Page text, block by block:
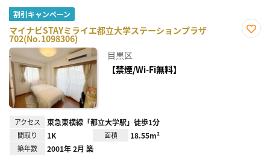
割引キャンペーン
マイナビSTAYミライエ都立大学ステーションプラザ
702(No.1098306)
目黒区
【禁煙/Wi-Fi無料】
アクセス 東急東横線「都立大学駅」徒歩1分
間取り 1K 面積 18.55m²
築年数 2001年 2月 築